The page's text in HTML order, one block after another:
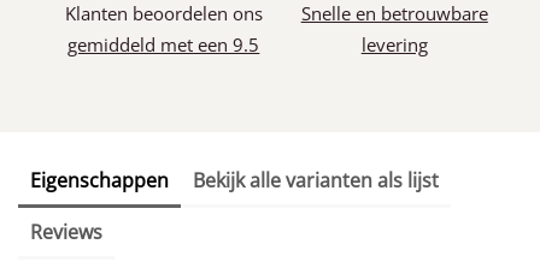
Klanten beoordelen ons
gemiddeld met een 9.5
Snelle en betrouwbare
levering
Eigenschappen
Bekijk alle varianten als lijst
Reviews